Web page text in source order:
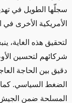
سجلّها الطويل في
الأمريكية الأخرى
لتحقيق هذه الغاية،
شركائهم لتحسين
دقيق بين الحاجة
الضغط السياسي.
المسلحة ضمن الجيش